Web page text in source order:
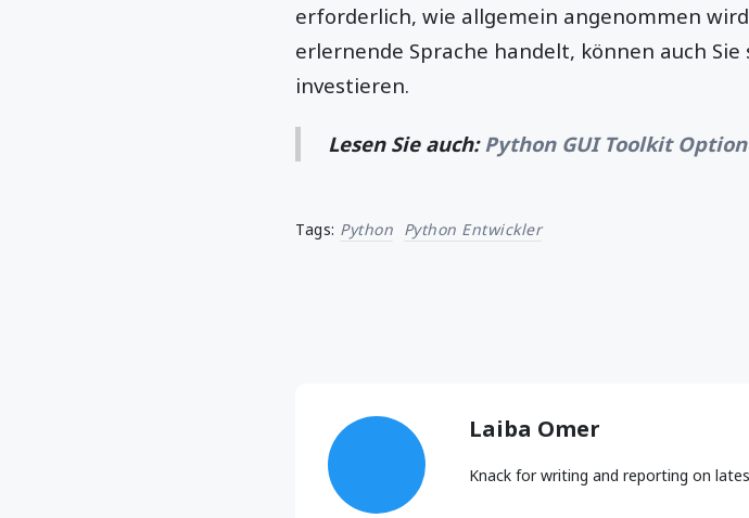
erforderlich, wie allgemein angenommen
erlernende Sprache handelt, können auch
investieren.
Lesen Sie auch: Python GUI Toolkit
Tags: Python Python Entwickler
Laiba Omer
Knack for writing and reporting on